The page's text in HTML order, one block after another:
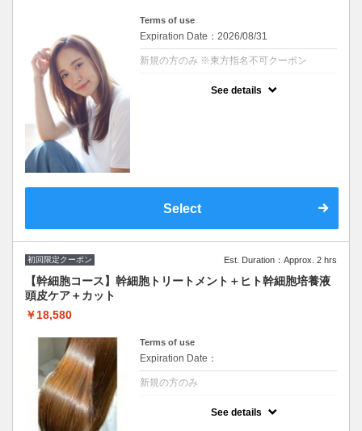
Terms of use
Expiration Date：2026/08/31
新規の方のみ ※東方指名不可クーポン
See details
Select
初回限定クーポン Est. Duration：Approx. 2 hrs
【幹細胞コース】幹細胞トリートメント＋ヒト幹細胞培養液
頭皮ケア＋カット
￥18,580
Terms of use
Expiration Date：
新規の方のみ
See details